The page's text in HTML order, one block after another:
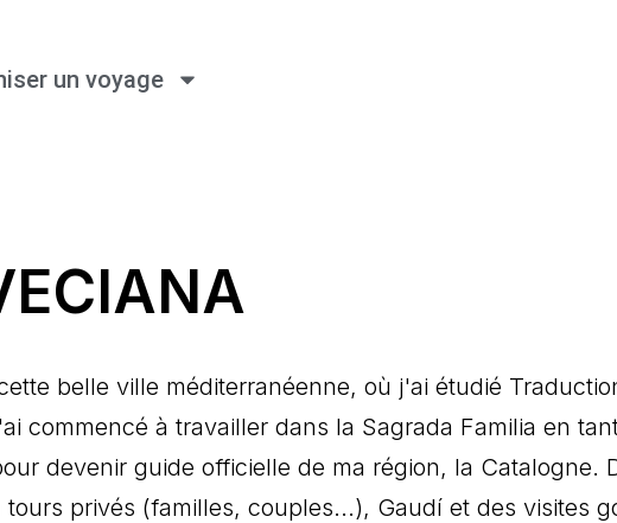
un voyage
belle ville méditerranéenne, où j'ai étudié
commencé à travailler dans la Sagrada Familia en
devenir guide officielle de ma région, la Catalogne.
privés (familles, couples...), Gaudí et des visites